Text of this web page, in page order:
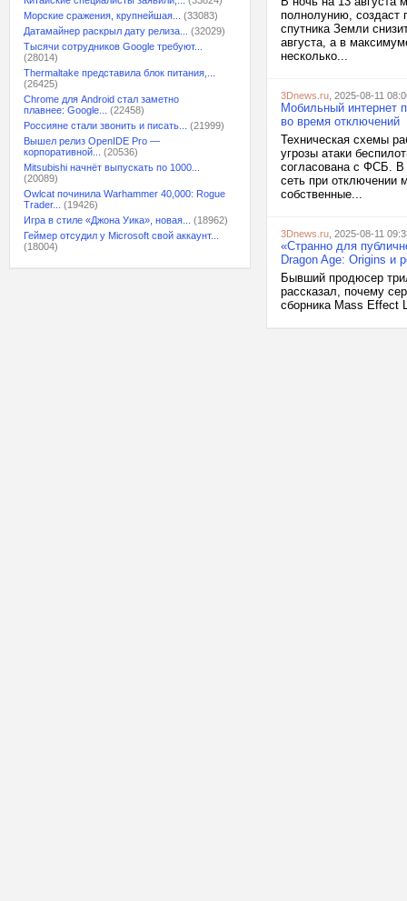
Морские сражения, крупнейшая...
(33083)
Датамайнер раскрыл дату релиза...
(32029)
Тысячи сотрудников Google требуют...
(28014)
Thermaltake представила блок питания,...
(26425)
Chrome для Android стал заметно
плавнее: Google...
(22458)
Россияне стали звонить и писать...
(21999)
Вышел релиз OpenIDE Pro —
корпоративной...
(20536)
Mitsubishi начнёт выпускать по 1000...
(20089)
Owlcat починила Warhammer 40,000: Rogue
Trader...
(19426)
Игра в стиле «Джона Уика», новая...
(18962)
Геймер отсудил у Microsoft свой аккаунт...
(18004)
полнолунию, создаст
спутника Земли
августа, а в
несколько...
3Dnews.ru , 2025-08-11
Мобильный интернет
во время отключений
Техническая схемы
угрозы атаки
согласована с ФСБ. В
сеть при отключении
собственные...
3Dnews.ru , 2025-08-11
«Странно для
Dragon Age: Origins и
Бывший продюсер
рассказал, почему
сборника Mass Effect